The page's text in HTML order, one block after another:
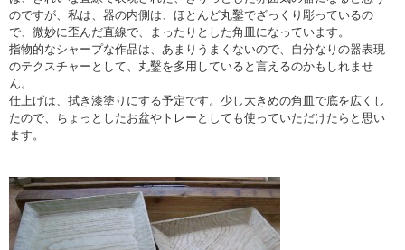
のですが、私は、器の内側は、ほとんど丸鑿でざっくり彫っているの
で、微妙に歪んだ直線で、まったりとした角皿になっています。
指物的なシャープな作品は、あまりうまくないので、自分なりの器表現
のテクスチャーとして、丸鑿を多用していると言えるのかもしれませ
ん。
仕上げは、拭き漆塗りにする予定です。少し大きめの角皿で底を広くし
たので、ちょっとしたお盆やトレーとしても使っていただけたらと思い
ます。